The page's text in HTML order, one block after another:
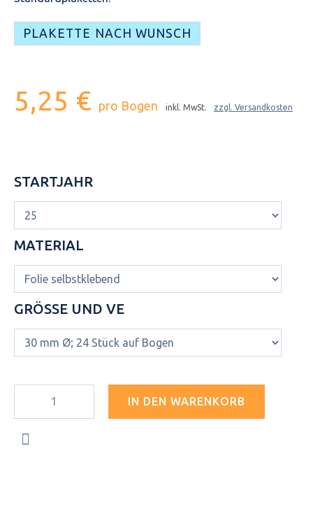
PLAKETTE NACH WUNSCH
5,25 € pro Bogen inkl. MwSt. zzgl. Versandkosten
STARTJAHR
MATERIAL
GRÖSSE UND VE
IN DEN WARENKORB